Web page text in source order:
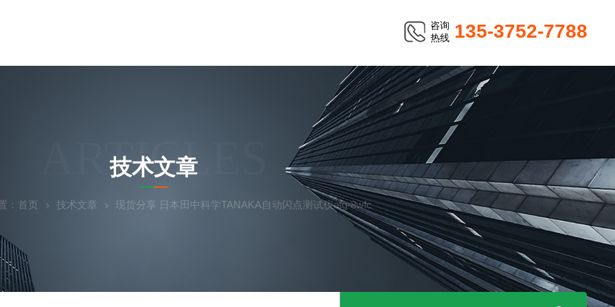
咨询
热线 135-3752-7788
ARTICLES
技术文章
： 首页 技术文章 现货分享 日本田中科学TANAKA自动闪点测试仪atg-8wfc